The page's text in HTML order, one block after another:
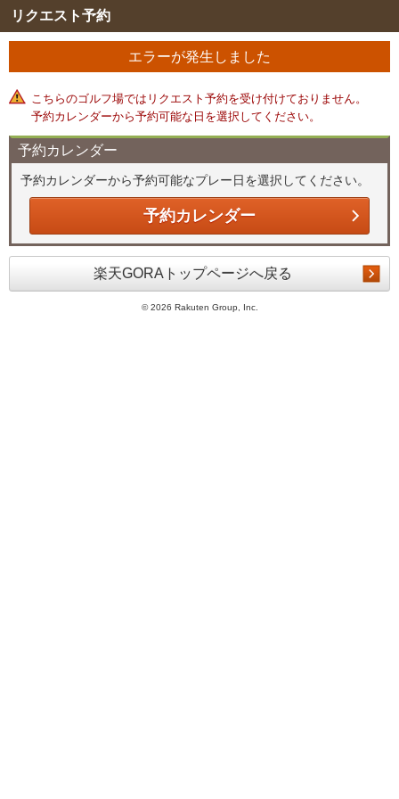
リクエスト予約
エラーが発生しました
こちらのゴルフ場ではリクエスト予約を受け付けておりません。
予約カレンダーから予約可能な日を選択してください。
予約カレンダー
予約カレンダーから予約可能なプレー日を選択してください。
予約カレンダー
楽天GORAトップページへ戻る
©2026 Rakuten Group, Inc.